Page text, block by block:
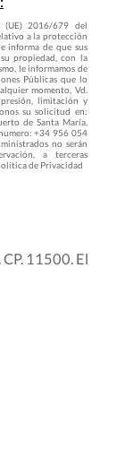
(UE) 2016/679 del
a la protección
informa de que sus
propiedad, con la
le informamos de
Públicas que lo
momento, Vd.
limitación y
su solicitud en:
de Santa María,
+34 956 054
no serán
a terceras
de Privacidad
11500. El